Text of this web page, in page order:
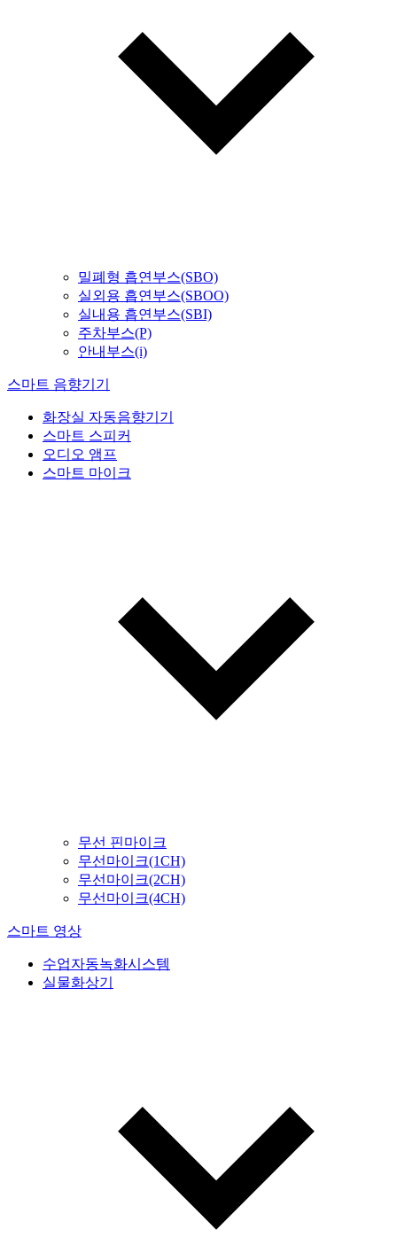
밀폐형 흡연부스(SBO)
실외용 흡연부스(SBOO)
실내용 흡연부스(SBI)
주차부스(P)
안내부스(i)
스마트 음향기기
화장실 자동음향기기
스마트 스피커
오디오 앰프
스마트 마이크
무선 핀마이크
무선마이크(1CH)
무선마이크(2CH)
무선마이크(4CH)
스마트 영상
수업자동녹화시스템
실물화상기